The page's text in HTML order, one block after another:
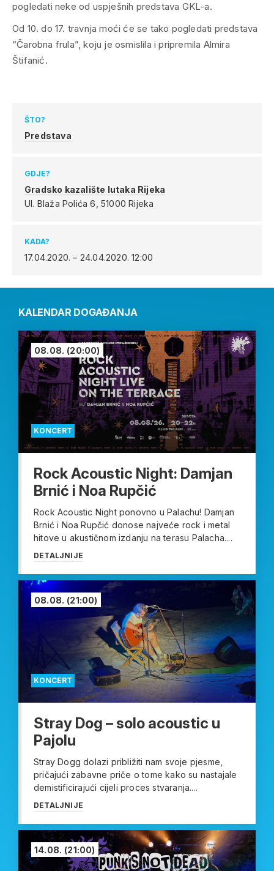
pogledati neke od uspješnih predstava GKL-a.
Od 10. do 17. travnja moći će se tako pogledati predstava
“Čarobna frula”, koju je osmislila i pripremila Almira
Štifanić.
ŠTO?
Predstava
GDJE?
Gradsko kazalište lutaka Rijeka
Ul. Blaža Polića 6, 51000 Rijeka
KADA?
17.04.2020. – 24.04.2020. 12:00
KALENDAR DOGAĐANJA
KONCERT
08.08. (20:00)
Rock Acoustic Night: Damjan
Brnić i Noa Rupčić
Rock Acoustic Night ponovno u Palachu! Damjan
Brnić i Noa Rupčić donose najveće rock i metal
hitove u akustičnom izdanju na terasu Palacha....
DETALJNIJE
KONCERT
08.08. (21:00)
Stray Dog – solo acoustic u
Pajolu
Stray Dogg dolazi približiti nam svoje pjesme,
pričajući zabavne priče o tome kako su nastajale
demistificirajući cijeli proces stvaranja....
DETALJNIJE
14.08. (21:00)